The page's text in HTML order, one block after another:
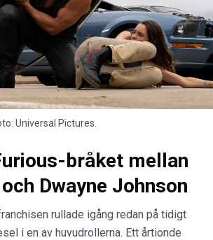
Universal Pictures.
bråket mellan
Dwayne Johnson
rullade igång redan på tidigt
i en av huvudrollerna. Ett årtionde